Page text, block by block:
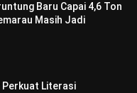
Baru Capai 4,6 Ton
Masih Jadi
Perkuat Literasi